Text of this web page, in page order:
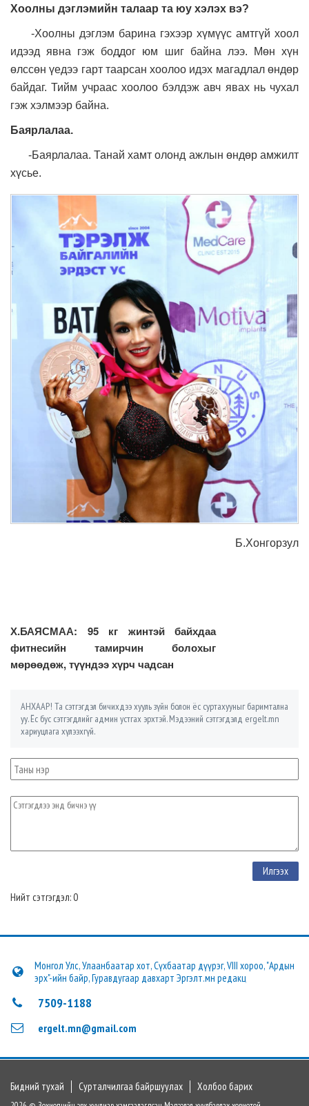
Хоолны дэглэмийн талаар та юу хэлэх вэ?
-Хоолны дэглэм барина гэхээр хүмүүс амтгүй хоол
идээд явна гэж боддог юм шиг байна лээ. Мөн хүн
өлссөн үедээ гарт таарсан хоолоо идэх магадлал өндөр
байдаг. Тийм учраас хоолоо бэлдэж авч явах нь чухал
гэж хэлмээр байна.
Баярлалаа.
-Баярлалаа. Танай хамт олонд ажлын өндөр амжилт
хүсье.
Б.Хонгорзул
Х.БАЯСМАА: 95 кг жинтэй байхдаа
фитнесийн тамирчин болохыг
мөрөөдөж, түүндээ хүрч чадсан
АНХААР! Та сэтгэгдэл бичихдээ хууль зүйн болон ёс суртахууныг баримтална
уу. Ёс бус сэтгэгдлийг админ устгах эрхтэй. Мэдээний сэтгэгдэлд ergelt.mn
хариуцлага хүлээхгүй.
Нийт сэтгэгдэл: 0
Монгол Улс, Улаанбаатар хот, Сүхбаатар дүүрэг, VIII хороо, "Ардын
эрх"-ийн байр, Гуравдугаар давхарт Эргэлт.мн редакц
7509-1188
ergelt.mn@gmail.com
Бидний тухай Сурталчилгаа байршуулах Холбоо барих